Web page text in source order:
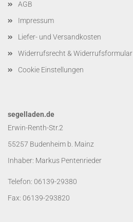
AGB
Impressum
Liefer- und Versandkosten
Widerrufsrecht & Widerrufsformular
Cookie Einstellungen
segelladen.de
Erwin-Renth-Str.2
55257 Budenheim b. Mainz
Inhaber: Markus Pentenrieder
Telefon: 06139-29380
Fax: 06139-293820